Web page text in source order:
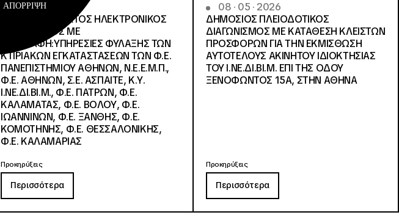
26 · 05 · 2026
ΔΙΕΘΝΗΣ ΑΝΟΙΧΤΟΣ ΗΛΕΚΤΡΟΝΙΚΟΣ
ΔΙΑΓΩΝΙΣΜΟΣ ΜΕ
ΠΕΡΙΓΡΑΦΗ:ΥΠΗΡΕΣΙΕΣ ΦΥΛΑΞΗΣ ΤΩΝ
ΚΤΙΡΙΑΚΩΝ ΕΓΚΑΤΑΣΤΑΣΕΩΝ ΤΩΝ Φ.Ε.
ΠΑΝΕΠΙΣΤΗΜΙΟΥ ΑΘΗΝΩΝ, Ν.Ε.Ε.Μ.Π.,
Φ.Ε. ΑΘΗΝΩΝ, Σ.Ε. ΑΣΠΑΙΤΕ, Κ.Υ.
Ι.ΝΕ.ΔΙ.ΒΙ.Μ., Φ.Ε. ΠΑΤΡΩΝ, Φ.Ε.
ΚΑΛΑΜΑΤΑΣ, Φ.Ε. ΒΟΛΟΥ, Φ.Ε.
ΙΩΑΝΝΙΝΩΝ, Φ.Ε. ΞΑΝΘΗΣ, Φ.Ε.
ΚΟΜΟΤΗΝΗΣ, Φ.Ε. ΘΕΣΣΑΛΟΝΙΚΗΣ,
Φ.Ε. ΚΑΛΑΜΑΡΙΑΣ
Προκηρύξεις
Περισσότερα
08 · 05 · 2026
ΔΗΜΟΣΙΟΣ ΠΛΕΙΟΔΟΤΙΚΟΣ
ΔΙΑΓΩΝΙΣΜΟΣ ΜΕ ΚΑΤΑΘΕΣΗ ΚΛΕΙΣΤΩΝ
ΠΡΟΣΦΟΡΩΝ ΓΙΑ ΤΗΝ ΕΚΜΙΣΘΩΣΗ
ΑΥΤΟΤΕΛΟΥΣ ΑΚΙΝΗΤΟΥ ΙΔΙΟΚΤΗΣΙΑΣ
ΤΟΥ Ι.ΝΕ.ΔΙ.ΒΙ.Μ. ΕΠΙ ΤΗΣ ΟΔΟΥ
ΞΕΝΟΦΩΝΤΟΣ 15Α, ΣΤΗΝ ΑΘΗΝΑ
Προκηρύξεις
Περισσότερα
ΑΠΌΡΡΙΨΗ